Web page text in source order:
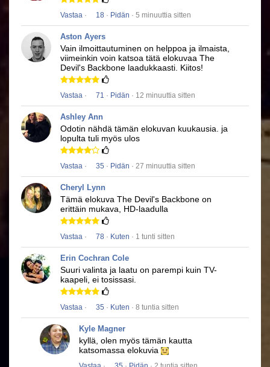
Vastaa · 18 · Pidän · 5 minuuttia sitten
Aston Ayers
Vain ilmoittautuminen on helppoa ja ilmaista,
viimeinkin voin katsoa tätä elokuvaa The
Devil's Backbone laadukkaasti. Kiitos!
Vastaa · 71 · Pidän · 12 minuuttia sitten
Ashley Ann
Odotin nähdä tämän elokuvan kuukausia. ja
lopulta tuli myös ulos
Vastaa · 35 · Pidän · 27 minuuttia sitten
Cheryl Lynn
Tämä elokuva The Devil's Backbone on
erittäin mukava, HD-laadulla
Vastaa · 78 · Kuten · 1 tunti sitten
Erin Cochran Cole
Suuri valinta ja laatu on parempi kuin TV-
kaapeli, ei tosissasi.
Vastaa · 35 · Kuten · 8 tuntia sitten
Kyle Magner
kyllä, olen myös tämän kautta
katsomassa elokuvia